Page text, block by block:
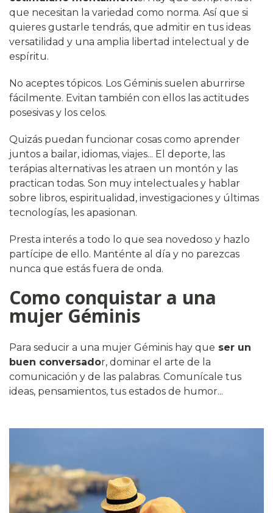
que necesitan la variedad como norma. Así que si
quieres gustarle tendrás, que admitir en tus ideas
versatilidad y una amplia libertad intelectual y de
espíritu.
No aceptes tópicos. Los Géminis suelen aburrirse
fácilmente. Evitan también con ellos las actitudes
posesivas y los celos.
Quizás puedan funcionar cosas como aprender
juntos a bailar, idiomas, viajes... El deporte, las
terápias alternativas les atraen un montón y las
practican todas. Son muy intelectuales y hablar
sobre libros, espiritualidad, investigaciones y últimas
tecnologías, les apasionan.
Presta interés a todo lo que sea novedoso y hazlo
partícipe de ello. Manténte al día y no parezcas
nunca que estás fuera de onda.
Como conquistar a una
mujer Géminis
Para seducir a una mujer Géminis hay que ser un
buen conversador, dominar el arte de la
comunicación y de las palabras. Comunícale tus
ideas, pensamientos, tus estados de humor...